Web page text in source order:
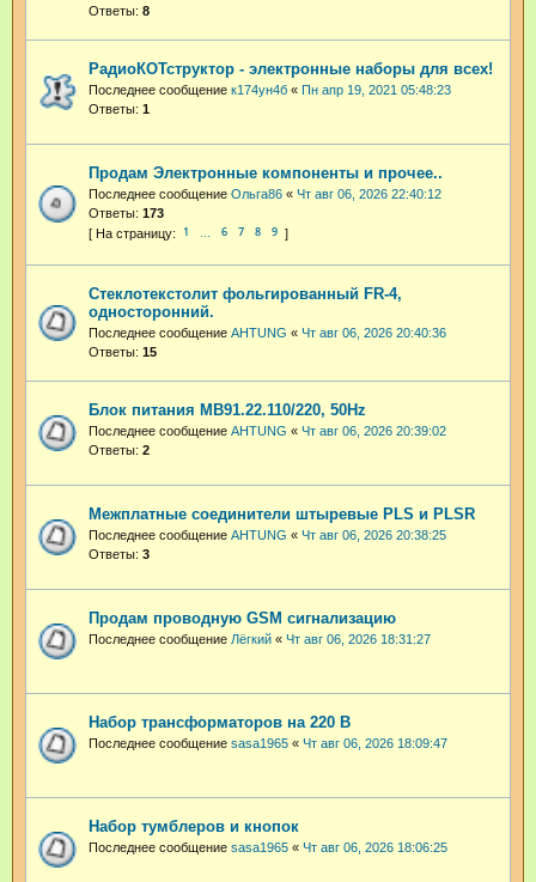
Ответы: 8
РадиоКОТструктор - электронные наборы для всех!
Последнее сообщение к174ун4б « Пн апр 19, 2021 05:48:23
Ответы: 1
Продам Электронные компоненты и прочее..
Последнее сообщение Ольга86 « Чт авг 06, 2026 22:40:12
Ответы: 173
1 6 7 8 9
Стеклотекстолит фольгированный FR-4,
односторонний.
Последнее сообщение AHTUNG « Чт авг 06, 2026 20:40:36
Ответы: 15
Блок питания МВ91.22.110/220, 50Hz
Последнее сообщение AHTUNG « Чт авг 06, 2026 20:39:02
Ответы: 2
Межплатные соединители штыревые PLS и PLSR
Последнее сообщение AHTUNG « Чт авг 06, 2026 20:38:25
Ответы: 3
Продам проводную GSM сигнализацию
Последнее сообщение Лёгкий « Чт авг 06, 2026 18:31:27
Набор трансформаторов на 220 В
Последнее сообщение sasa1965 « Чт авг 06, 2026 18:09:47
Набор тумблеров и кнопок
Последнее сообщение sasa1965 « Чт авг 06, 2026 18:06:25